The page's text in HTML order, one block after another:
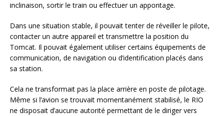
inclinaison, sortir le train ou effectuer un appontage.
Dans une situation stable, il pouvait tenter de réveiller le pilote,
contacter un autre appareil et transmettre la position du
Tomcat. Il pouvait également utiliser certains équipements de
communication, de navigation ou d’identification placés dans
sa station.
Cela ne transformait pas la place arrière en poste de pilotage.
Même si l’avion se trouvait momentanément stabilisé, le RIO
ne disposait d’aucune autorité permettant de le diriger vers